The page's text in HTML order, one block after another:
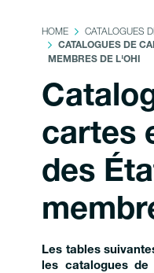
HOME CATALOGUES
CATALOGUES DE
MEMBRES DE L'OHI
cartes
des
Les tables
les catalogues